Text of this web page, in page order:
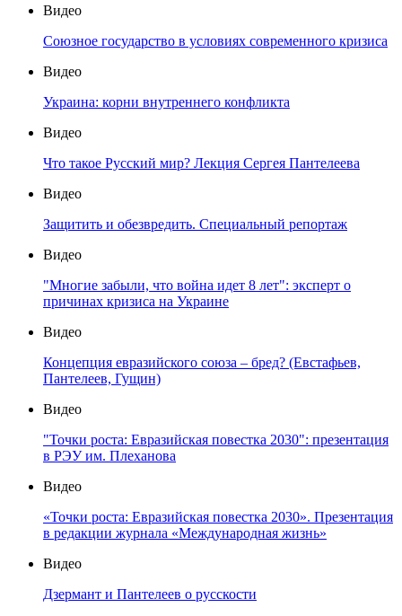
Видео
Союзное государство в условиях современного кризиса
Видео
Украина: корни внутреннего конфликта
Видео
Что такое Русский мир? Лекция Сергея Пантелеева
Видео
Защитить и обезвредить. Специальный репортаж
Видео
"Многие забыли, что война идет 8 лет": эксперт о
причинах кризиса на Украине
Видео
Концепция евразийского союза – бред? (Евстафьев,
Пантелеев, Гущин)
Видео
"Точки роста: Евразийская повестка 2030": презентация
в РЭУ им. Плеханова
Видео
«Точки роста: Евразийская повестка 2030». Презентация
в редакции журнала «Международная жизнь»
Видео
Дзермант и Пантелеев о русскости